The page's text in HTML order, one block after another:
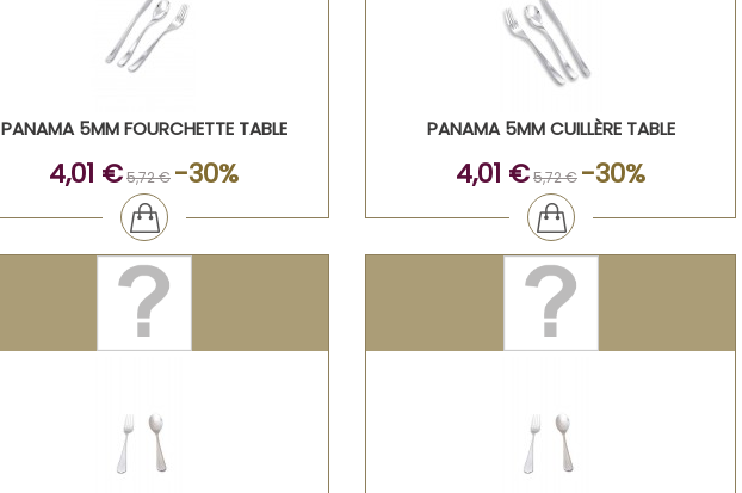
PANAMA 5MM FOURCHETTE TABLE
4,01 €5,72 € -30%
PANAMA 5MM CUILLÈRE TABLE
4,01 €5,72 € -30%